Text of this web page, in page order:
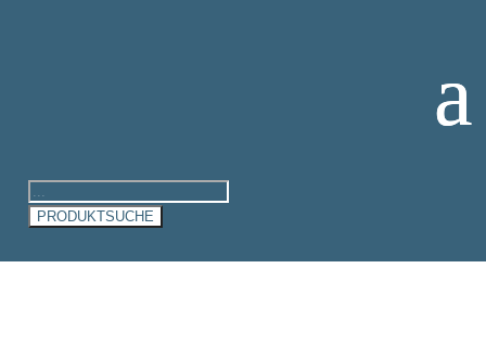
search
PRODUKTSUCHE